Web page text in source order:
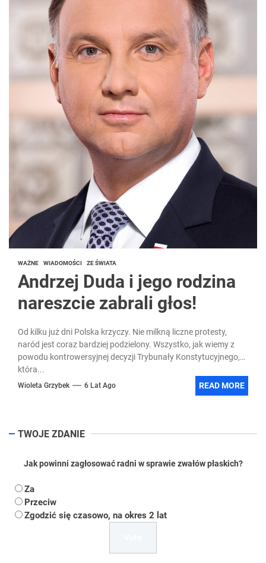
WAŻNE WIADOMOŚCI ZE ŚWIATA
Andrzej Duda i jego rodzina
nareszcie zabrali głos!
Od kilku już dni Polska krzyczy. Nie milkną liczne protesty,
naród jest coraz bardziej podzielony. Wszystko, jak wiemy z
powodu kontrowersyjnej decyzji Trybunały Konstytucyjnego,
która...
Wioleta Grzybek 6 Lat Ago READ MORE
TWOJE ZDANIE
Jak powinni zagłosować radni w sprawie zwałów płaskich?
Za
Przeciw
Zgodzić się czasowo, na okres 2 lat